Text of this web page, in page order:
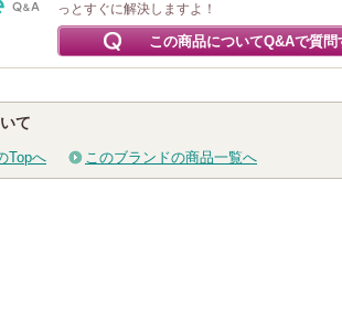
っとすぐに解決しますよ！
この商品についてQ&Aで質問
て
Topへ このブランドの商品一覧へ